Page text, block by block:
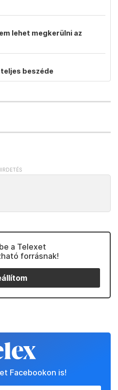
lehet megkerülni az
beszéde
a Telexet
forrásnak!
Facebookon is!